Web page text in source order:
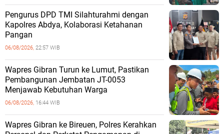
Pengurus DPD TMI Silahturahmi dengan
Kapolres Abdya, Kolaborasi Ketahanan
Pangan
06/08/2026, 22:57 WIB
Wapres Gibran Turun ke Lumut, Pastikan
Pembangunan Jembatan JT-0053
Menjawab Kebutuhan Warga
06/08/2026, 16:44 WIB
Wapres Gibran ke Bireuen, Polres Kerahkan